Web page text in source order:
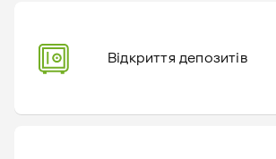
Відкриття депозитів